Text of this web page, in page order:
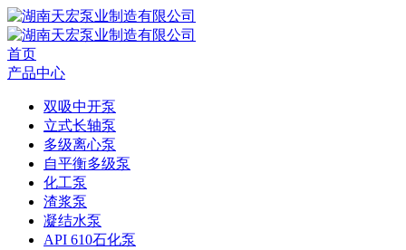
首页
产品中心
双吸中开泵
立式长轴泵
多级离心泵
自平衡多级泵
化工泵
渣浆泵
凝结水泵
API 610石化泵